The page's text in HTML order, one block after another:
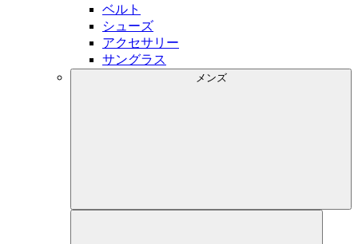
ベルト
シューズ
アクセサリー
サングラス
メンズ